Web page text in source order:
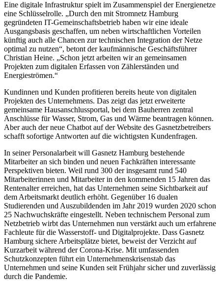
Eine digitale Infrastruktur spielt im Zusammenspiel der Energienetze
eine Schlüsselrolle. „Durch den mit Stromnetz Hamburg
gegründeten IT-Gemeinschaftsbetrieb haben wir eine ideale
Ausgangsbasis geschaffen, um neben wirtschaftlichen Vorteilen
künftig auch alle Chancen zur technischen Integration der Netze
optimal zu nutzen“, betont der kaufmännische Geschäftsführer
Christian Heine. „Schon jetzt arbeiten wir an gemeinsamen
Projekten zum digitalen Erfassen von Zählerständen und
Energieströmen.“
Kundinnen und Kunden profitieren bereits heute von digitalen
Projekten des Unternehmens. Das zeigt das jetzt erweiterte
gemeinsame Hausanschlussportal, bei dem Bauherren zentral
Anschlüsse für Wasser, Strom, Gas und Wärme beantragen können.
Aber auch der neue Chatbot auf der Website des Gasnetzbetreibers
schafft sofortige Antworten auf die wichtigsten Kundenfragen.
In seiner Personalarbeit will Gasnetz Hamburg bestehende
Mitarbeiter an sich binden und neuen Fachkräften interessante
Perspektiven bieten. Weil rund 300 der insgesamt rund 540
Mitarbeiterinnen und Mitarbeiter in den kommenden 15 Jahren das
Rentenalter erreichen, hat das Unternehmen seine Sichtbarkeit auf
dem Arbeitsmarkt deutlich erhöht. Gegenüber 16 dualen
Studierenden und Auszubildenden im Jahr 2019 wurden 2020 schon
25 Nachwuchskräfte eingestellt. Neben technischem Personal zum
Netzbetrieb wirbt das Unternehmen nun verstärkt auch um erfahrene
Fachleute für die Wasserstoff- und Digitalprojekte. Dass Gasnetz
Hamburg sichere Arbeitsplätze bietet, beweist der Verzicht auf
Kurzarbeit während der Corona-Krise. Mit umfassenden
Schutzkonzepten führt ein Unternehmenskrisenstab das
Unternehmen und seine Kunden seit Frühjahr sicher und zuverlässig
durch die Pandemie.